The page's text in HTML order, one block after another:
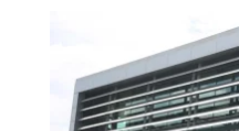
Leia maisem